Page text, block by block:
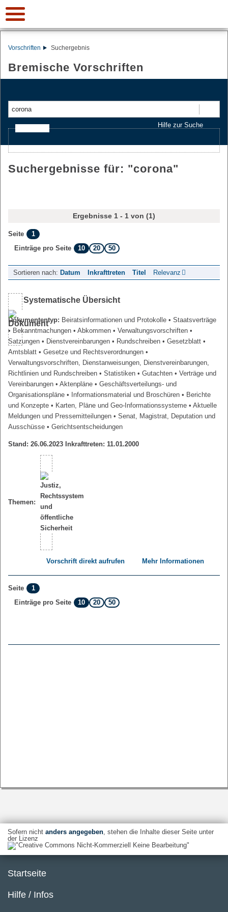
Vorschriften Suchergebnis
Bremische Vorschriften
Hilfe zur Suche
Suchergebnisse für: "corona"
Ergebnisse 1 - 1 von (1)
Seite
1
Einträge pro Seite
10 20 50
Sortieren nach: Datum Inkrafttreten Titel Relevanz
Systematische Übersicht
Dokumententyp: Beiratsinformationen und Protokolle • Staatsverträge
• Bekanntmachungen • Abkommen • Verwaltungsvorschriften •
Satzungen • Dienstvereinbarungen • Rundschreiben • Gesetzblatt •
Amtsblatt • Gesetze und Rechtsverordnungen •
Verwaltungsvorschriften, Dienstanweisungen, Dienstvereinbarungen,
Richtlinien und Rundschreiben • Statistiken • Gutachten • Verträge und
Vereinbarungen • Aktenpläne • Geschäftsverteilungs- und
Organisationspläne • Informationsmaterial und Broschüren • Berichte
und Konzepte • Karten, Pläne und Geo-Informationssysteme • Aktuelle
Meldungen und Pressemitteilungen • Senat, Magistrat, Deputation und
Ausschüsse • Gerichtsentscheidungen
Stand: 26.06.2023 Inkrafttreten: 11.01.2000
Themen:
Vorschrift direkt aufrufen Mehr Informationen
Seite
1
Einträge pro Seite
10 20 50
Sofern nicht anders angegeben, stehen die Inhalte dieser Seite unter
der Lizenz
Startseite
Hilfe / Infos